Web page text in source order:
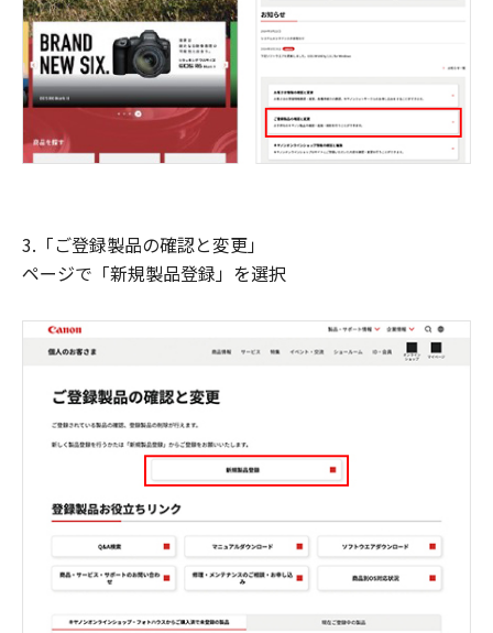
3.「ご登録製品の確認と変更」
ページで「新規製品登録」を選択